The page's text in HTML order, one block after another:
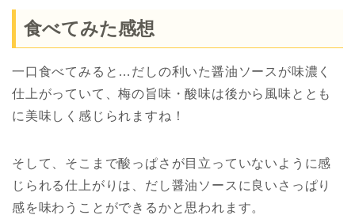
食べてみた感想
一口食べてみると…だしの利いた醤油ソースが味濃く
仕上がっていて、梅の旨味・酸味は後から風味ととも
に美味しく感じられますね！
そして、そこまで酸っぱさが目立っていないように感
じられる仕上がりは、だし醤油ソースに良いさっぱり
感を味わうことができるかと思われます。